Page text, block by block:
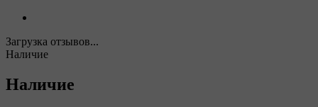
Загрузка отзывов...
Наличие
Наличие